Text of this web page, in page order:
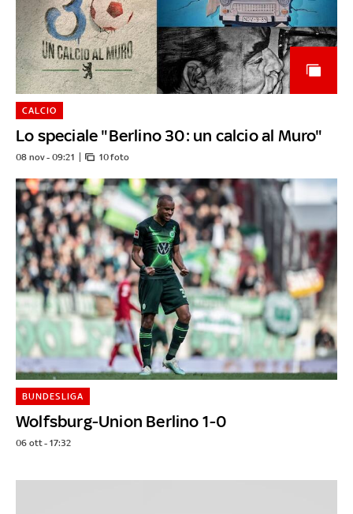
Lo speciale "Berlino 30: un calcio al Muro"
CALCIO
08 nov - 09:21 10 foto
Wolfsburg-Union Berlino 1-0
BUNDESLIGA
06 ott - 17:32